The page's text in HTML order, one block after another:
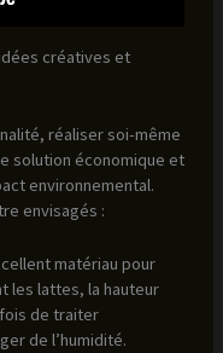
créatives et
réaliser soi-même
solution économique et
environnemental.
envisagés :
matériau pour
les lattes, la hauteur
de traiter
de l’humidité.